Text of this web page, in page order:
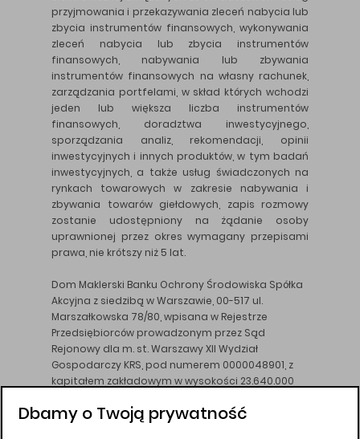
przyjmowania i przekazywania zleceń nabycia lub
zbycia instrumentów finansowych, wykonywania
zleceń nabycia lub zbycia instrumentów
finansowych, nabywania lub zbywania
instrumentów finansowych na własny rachunek,
zarządzania portfelami, w skład których wchodzi
jeden lub większa liczba instrumentów
finansowych, doradztwa inwestycyjnego,
sporządzania analiz, rekomendacji, opinii
inwestycyjnych i innych produktów, w tym badań
inwestycyjnych, a także usług świadczonych na
rynkach towarowych w zakresie nabywania i
zbywania towarów giełdowych, zapis rozmowy
zostanie udostępniony na żądanie osoby
uprawnionej przez okres wymagany przepisami
prawa, nie krótszy niż 5 lat.
Dom Maklerski Banku Ochrony Środowiska Spółka
Akcyjna z siedzibą w Warszawie, 00-517 ul.
Marszałkowska 78/80, wpisana w Rejestrze
Przedsiębiorców prowadzonym przez Sąd
Rejonowy dla m. st. Warszawy XII Wydział
Gospodarczy KRS, pod numerem 0000048901, z
kapitałem zakładowym w wysokości 23.640.000
DM BOŚ działa na podstawie zezwolenia KNF z dnia
Dbamy o Twoją prywatność